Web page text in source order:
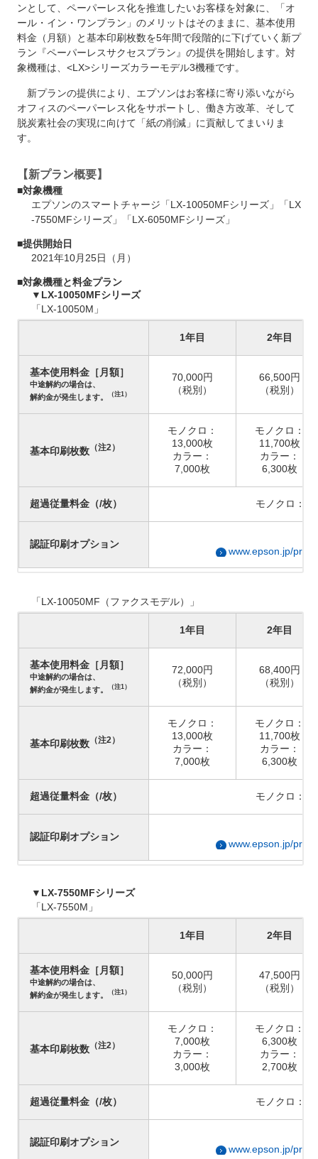
ンとして、ペーパーレス化を推進したいお客様を対象に、「オ
ール・イン・ワンプラン」のメリットはそのままに、基本使用
料金（月額）と基本印刷枚数を5年間で段階的に下げていく新プ
ラン『ペーパーレスサクセスプラン』の提供を開始します。対
象機種は、<LX>シリーズカラーモデル3機種です。
新プランの提供により、エプソンはお客様に寄り添いながら
オフィスのペーパーレス化をサポートし、働き方改革、そして
脱炭素社会の実現に向けて「紙の削減」に貢献してまいりま
す。
【新プラン概要】
■対象機種
エプソンのスマートチャージ「LX-10050MFシリーズ」「LX
-7550MFシリーズ」「LX-6050MFシリーズ」
■提供開始日
2021年10月25日（月）
■対象機種と料金プラン
▼LX-10050MFシリーズ
「LX-10050M」
1年目 2年目
基本使用料金［月額］
中途解約の場合は、
解約金が発生します。
（注1）
70,000円
（税別）
66,500円
（税別）
基本印刷枚数（注2）
モノクロ：
13,000枚
カラー：
7,000枚
モノクロ：
11,700枚
カラー：
6,300枚
超過従量料金（/枚） モノクロ：
認証印刷オプション
www.epson.jp/
「LX-10050MF（ファクスモデル）」
1年目 2年目
基本使用料金［月額］
中途解約の場合は、
解約金が発生します。
（注1）
72,000円
（税別）
68,400円
（税別）
基本印刷枚数（注2）
モノクロ：
13,000枚
カラー：
7,000枚
モノクロ：
11,700枚
カラー：
6,300枚
超過従量料金（/枚） モノクロ：
認証印刷オプション
www.epson.jp/
▼LX-7550MFシリーズ
「LX-7550M」
1年目 2年目
基本使用料金［月額］
中途解約の場合は、
解約金が発生します。
（注1）
50,000円
（税別）
47,500円
（税別）
基本印刷枚数（注2）
モノクロ：
7,000枚
カラー：
3,000枚
モノクロ：
6,300枚
カラー：
2,700枚
超過従量料金（/枚） モノクロ：
認証印刷オプション
www.epson.jp/